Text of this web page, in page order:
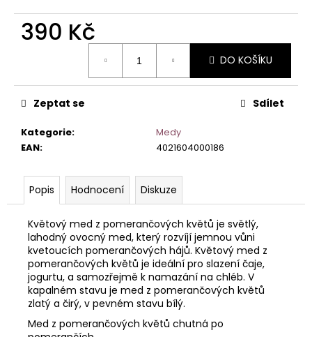
390 Kč
DO KOŠÍKU
Kategorie:
Medy
EAN: 4021604000186
Zeptat se Sdílet
Popis Hodnocení Diskuze
Květový med z pomerančových květů je světlý,
lahodný ovocný med, který rozvíjí jemnou vůni
kvetoucích pomerančových hájů. Květový med z
pomerančových květů je ideální pro slazení čaje,
jogurtu, a samozřejmě k namazání na chléb. V
kapalném stavu je med z pomerančových květů
zlatý a čirý, v pevném stavu bílý.
Med z pomerančových květů chutná po
u
u
m
e